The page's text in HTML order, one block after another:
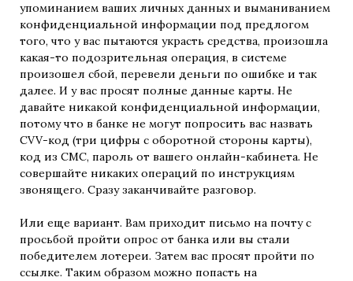
упоминанием ваших личных данных и выманиванием
конфиденциальной информации под предлогом
того, что у вас пытаются украсть средства, произошла
какая-то подозрительная операция, в системе
произошел сбой, перевели деньги по ошибке и так
далее. И у вас просят полные данные карты. Не
давайте никакой конфиденциальной информации,
потому что в банке не могут попросить вас назвать
CVV-код (три цифры с оборотной стороны карты),
код из СМС, пароль от вашего онлайн-кабинета. Не
совершайте никаких операций по инструкциям
звонящего. Сразу заканчивайте разговор.
Или еще вариант. Вам приходит письмо на почту с
просьбой пройти опрос от банка или вы стали
победителем лотереи. Затем вас просят пройти по
ссылке. Таким образом можно попасть на